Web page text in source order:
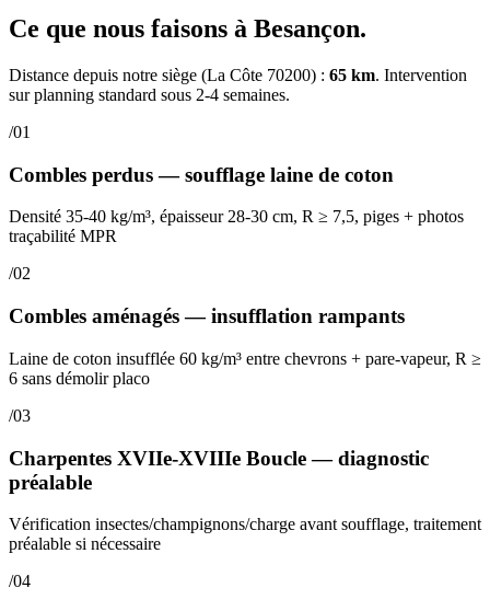
Ce que nous faisons à Besançon.
Distance depuis notre siège (La Côte 70200) : 65 km. Intervention
sur planning standard sous 2-4 semaines.
/01
Combles perdus — soufflage laine de coton
Densité 35-40 kg/m³, épaisseur 28-30 cm, R ≥ 7,5, piges + photos
traçabilité MPR
/02
Combles aménagés — insufflation rampants
Laine de coton insufflée 60 kg/m³ entre chevrons + pare-vapeur, R ≥
6 sans démolir placo
/03
Charpentes XVIIe-XVIIIe Boucle — diagnostic
préalable
Vérification insectes/champignons/charge avant soufflage, traitement
préalable si nécessaire
/04